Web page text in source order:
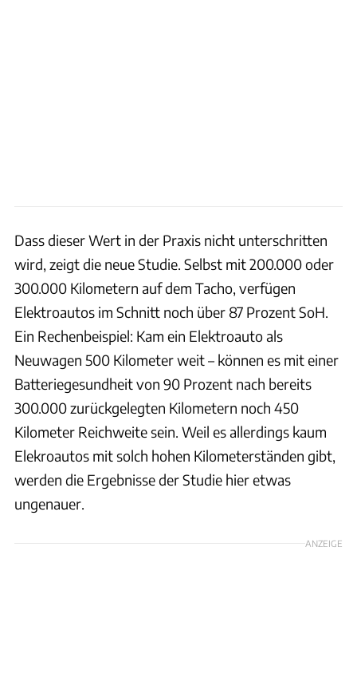
Dass dieser Wert in der Praxis nicht unterschritten
wird, zeigt die neue Studie. Selbst mit 200.000 oder
300.000 Kilometern auf dem Tacho, verfügen
Elektroautos im Schnitt noch über 87 Prozent SoH.
Ein Rechenbeispiel: Kam ein Elektroauto als
Neuwagen 500 Kilometer weit – können es mit einer
Batteriegesundheit von 90 Prozent nach bereits
300.000 zurückgelegten Kilometern noch 450
Kilometer Reichweite sein. Weil es allerdings kaum
Elekroautos mit solch hohen Kilometerständen gibt,
werden die Ergebnisse der Studie hier etwas
ungenauer.
ANZEIGE